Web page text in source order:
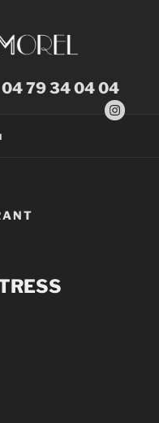
04 79 34 04 04